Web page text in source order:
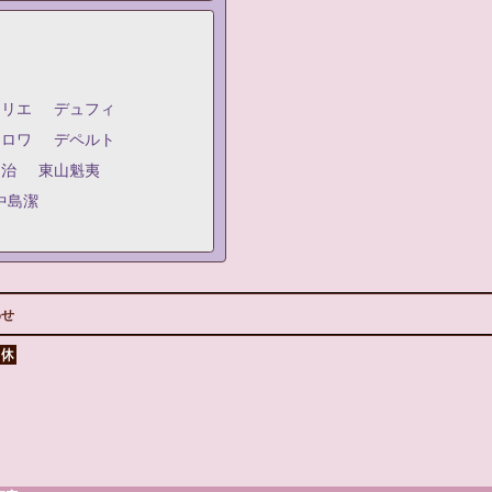
エ
デュフィ
ワ
デペルト
東山魁夷
島潔